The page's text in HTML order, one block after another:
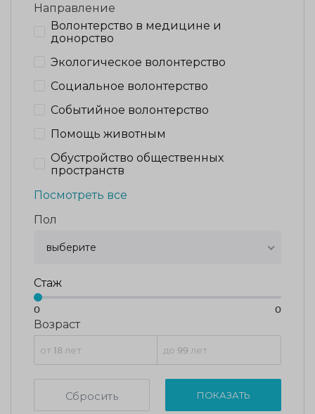
Направление
Волонтерство в медицине и
донорство
Экологическое волонтерство
Социальное волонтерство
Событийное волонтерство
Помощь животным
Обустройство общественных
пространств
Посмотреть все
Пол
выберите
Стаж
0 0
Возраст
Сбросить ПОКАЗАТЬ